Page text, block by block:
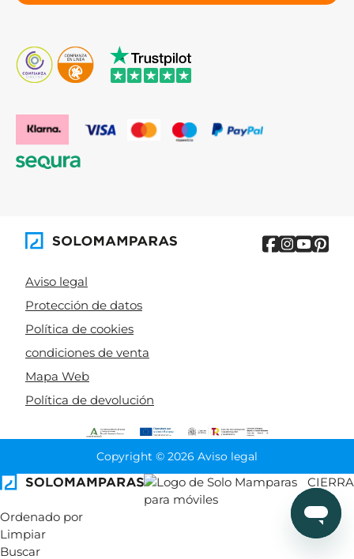
Aviso legal
Protección de datos
Política de cookies
condiciones de venta
Mapa Web
Política de devolución
Copyright © 2026 Aviso legal
CIERRA
Ordenado por
Limpiar
Buscar